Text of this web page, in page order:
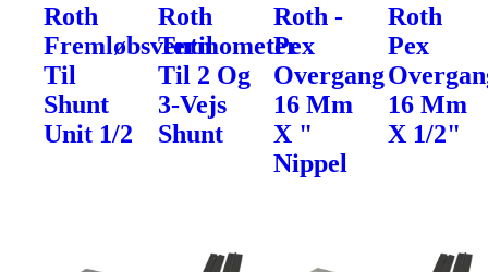
Roth
Fremløbsventil
Til
Shunt
Unit 1/2
Roth
Termometer
Til 2 Og
3-Vejs
Shunt
Roth -
Pex
Overgang
16 Mm
X "
Nippel
Roth
Pex
16 Mm
X 1/2"